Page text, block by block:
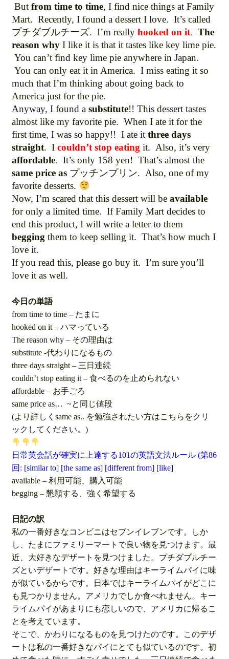
Butfrom time to time, I find nice things at Family
Mart. Recently, I found a dessert I love. It’s called
プチダブルチーズ. I’m reallyhooked on it. The
reason why I like it is that it tastes like key lime pie.
You can’t find key lime pie anywhere in Japan.
You can only eat it in America. I miss eating it so
much that I’m thinking about going back to
America just for the pie.
Anyway, I found asubstitute!! This dessert tastes
almost like my favorite pie. When I ate it for the
first time, I was so happy!! I ate it three days
straight. Icouldn’t stop eating it. Also, it’s very
affordable. It’s only 158 yen! That’s almost the
same price as プッチンプリン. Also, one of my
favorite desserts.
Now, I’m scared that this dessert will beavailable
for only a limited time. If Family Mart decides to
end this product, I will write a letter to them
begging them to keep selling it. That’s how much I
love it.
If you read this, please go buy it. I’m sure you’ll
love it as well.
今日の単語
from time to time – たまに
hooked on it – ハマっている
The reason why – その理由は
substitute -代わりになるもの
three days straight – 三日連続
couldn’t stop eating it – 食べるのを止められない
affordable – お手ごろ
same price as… ~と同じ値段
(より詳しくsame as.. を勉強されたい方はこちらをクリ
ックしてください。)
日常英会話が確実に上達する101の英語文法ルール (第86
回: [similar to] [the same as] [different from] [like]
available – 利用可能、購入可能
begging – 懇願する、強く希望する
日記の訳
私の一番好きなコンビニはセブンイレブンです。しか
し、たまにファミリーマートで良い物を見つけます。最
近、大好きなデザートを見つけました。プチダブルチー
ズといデザートです。好きな理由はキーライムパイに味
が似ているからです。日本ではキーライムパイがどこに
も見つかりません。アメリカでしか食べれません。キー
ライムパイがあまりにも恋しいので、アメリカに帰るこ
とを考えています。
そこで、かわりになるものを見つけたのです。このデザ
ートは私の一番好きなパイにとても似ているのです。初